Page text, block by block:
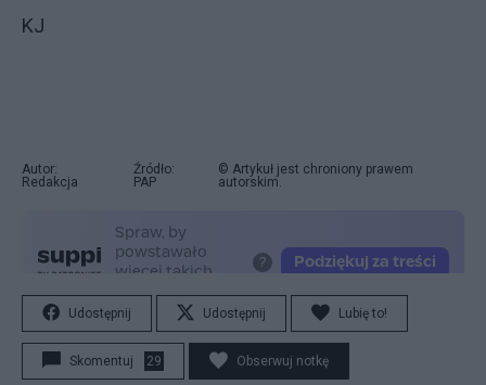
KJ
Autor:
Redakcja
Źródło:
PAP
© Artykuł jest chroniony prawem
autorskim.
Udostępnij Udostępnij Lubię to!
Skomentuj 29 Obserwuj notkę